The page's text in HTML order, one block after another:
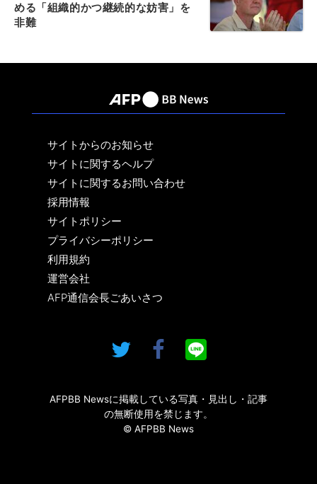
める「組織的かつ継続的な妨害」を
非難
サイトからのお知らせ
サイトに関するヘルプ
サイトに関するお問い合わせ
採用情報
サイトポリシー
プライバシーポリシー
利用規約
運営会社
AFP通信会長ごあいさつ
AFPBB Newsに掲載している写真・見出し・記事
の無断使用を禁じます。
© AFPBB News